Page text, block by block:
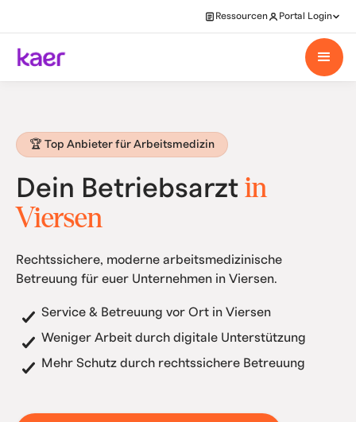
Ressourcen Portal Login
🏆 Top Anbieter für Arbeitsmedizin
Dein Betriebsarzt in
Viersen
Rechtssichere, moderne arbeitsmedizinische
Betreuung für euer Unternehmen in Viersen.
Service & Betreuung vor Ort in Viersen
Weniger Arbeit durch digitale Unterstützung
Mehr Schutz durch rechtssichere Betreuung